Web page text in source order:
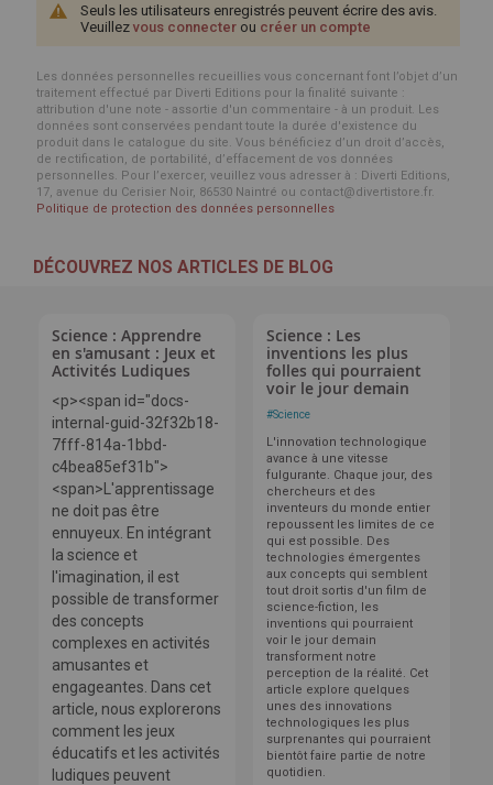
Seuls les utilisateurs enregistrés peuvent écrire des avis.
Veuillez vous connecter ou créer un compte
Les données personnelles recueillies vous concernant font l’objet d’un
traitement effectué par Diverti Editions pour la finalité suivante :
attribution d'une note - assortie d'un commentaire - à un produit. Les
données sont conservées pendant toute la durée d'existence du
produit dans le catalogue du site. Vous bénéficiez d’un droit d’accès,
de rectification, de portabilité, d’effacement de vos données
personnelles. Pour l’exercer, veuillez vous adresser à : Diverti Editions,
17, avenue du Cerisier Noir, 86530 Naintré ou contact@divertistore.fr.
Politique de protection des données personnelles
DÉCOUVREZ NOS ARTICLES DE BLOG
Science : Apprendre
en s'amusant : Jeux et
Activités Ludiques
<p><span id="docs-
internal-guid-32f32b18-
7fff-814a-1bbd-
c4bea85ef31b">
<span>L'apprentissage
ne doit pas être
ennuyeux. En intégrant
la science et
l'imagination, il est
possible de transformer
des concepts
complexes en activités
amusantes et
engageantes. Dans cet
article, nous explorerons
comment les jeux
éducatifs et les activités
ludiques peuvent
Science : Les
inventions les plus
folles qui pourraient
voir le jour demain
#Science
L'innovation technologique
avance à une vitesse
fulgurante. Chaque jour, des
chercheurs et des
inventeurs du monde entier
repoussent les limites de ce
qui est possible. Des
technologies émergentes
aux concepts qui semblent
tout droit sortis d'un film de
science-fiction, les
inventions qui pourraient
voir le jour demain
transforment notre
perception de la réalité. Cet
article explore quelques
unes des innovations
technologiques les plus
surprenantes qui pourraient
bientôt faire partie de notre
quotidien.